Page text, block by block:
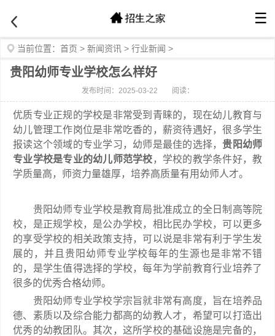
☰
当前位置： 首页 > 新闻资讯 > 行业新闻 >
贵阳幼师专业学校怎么样好
发布时间：2025-03-22 阅读：
优质专业正规的学校是非常受到青睐的，现在幼儿教育与
幼儿管理工作岗位是非常吃香的，薪资待遇好，很多学生
报读这个领域的专业学习，幼师是最佳的选择， 贵阳幼师
专业学校是专业的幼儿师范学校 ，学校的教学条件好，教
学质量高，师资力量雄厚，培养高质量有用幼师人才。
贵阳幼师专业学校是教育局批准成立的全日制高等院
校，是正规学校，是公办学校，相比民办学校，可以更多
的享受学校的相关政策支持，可以说是非常有利于学生发
展的，并且贵阳幼师专业学校每年的生源也是非常不错
的，是学生值得选择的学校，每年为学前教育行业培养了
很多的优秀合格幼师。
贵阳幼师专业学校学宗旨就非常有高度，旨在培养品
德、素质以及综合能力都高的幼教人才，希望可以打造出
优秀的幼教团队。其次，这所学校的基础设施是完备的，